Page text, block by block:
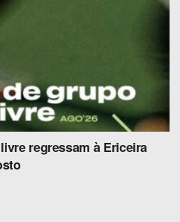
regressam à Ericeira